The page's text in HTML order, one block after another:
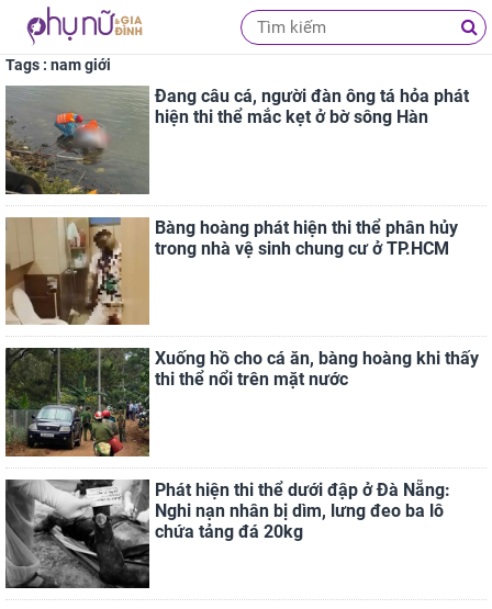
Tags : nam giới
Đang câu cá, người đàn ông tá hỏa phát
hiện thi thể mắc kẹt ở bờ sông Hàn
Bàng hoàng phát hiện thi thể phân hủy
trong nhà vệ sinh chung cư ở TP.HCM
Xuống hồ cho cá ăn, bàng hoàng khi thấy
thi thể nổi trên mặt nước
Phát hiện thi thể dưới đập ở Đà Nẵng:
Nghi nạn nhân bị dìm, lưng đeo ba lô
chứa tảng đá 20kg